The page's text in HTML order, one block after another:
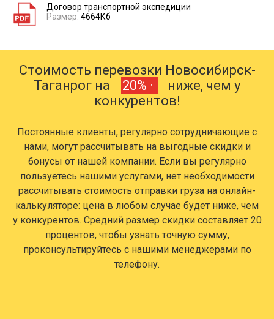
Договор транспортной экспедиции
Размер: 4664Кб
Стоимость перевозки Новосибирск-
Таганрог на
20% ·
ниже, чем у
конкурентов!
Постоянные клиенты, регулярно сотрудничающие с
нами, могут рассчитывать на выгодные скидки и
бонусы от нашей компании. Если вы регулярно
пользуетесь нашими услугами, нет необходимости
рассчитывать стоимость отправки груза на онлайн-
калькуляторе: цена в любом случае будет ниже, чем
у конкурентов. Средний размер скидки составляет 20
процентов, чтобы узнать точную сумму,
проконсультируйтесь с нашими менеджерами по
телефону.